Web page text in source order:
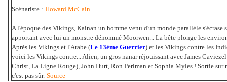
Scénariste : Howard McCain
A l'époque des Vikings, Kainan un homme venu d'un monde parallèle s'écrase
apportant avec lui un monstre dénommé Moorwen... La bête plonge les
Après les Vikings et l'Arabe (Le 13ème Guerrier) et les Vikings contre les
voici les Vikings contre... Alien, un gros nanar réjouissant avec James
Christ, La Ligne Rouge), John Hurt, Ron Perlman et Sophia Myles ! Sortie sur
c'est pas sûr. Source